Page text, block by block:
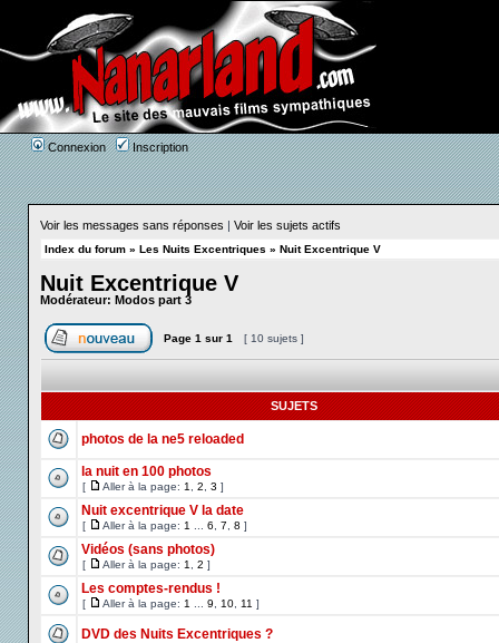
Connexion Inscription
Voir les messages sans réponses | Voir les sujets actifs
Index du forum » Les Nuits Excentriques » Nuit Excentrique V
Nuit Excentrique V
Modérateur: Modos part 3
Page 1 sur 1 [ 10 sujets ]
SUJETS
photos de la ne5 reloaded
la nuit en 100 photos
[ Aller à la page: 1 2 3 ]
Nuit excentrique V la date
[ Aller à la page: 1 6 7 8 ]
Vidéos (sans photos)
[ Aller à la page: 1 2 ]
Les comptes-rendus !
[ Aller à la page: 1 9 10 11 ]
DVD des Nuits Excentriques ?